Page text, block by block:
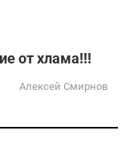
от хлама!!!
Алексей Смирнов